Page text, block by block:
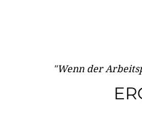
"Wenn der